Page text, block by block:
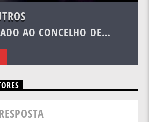
AO CONCELHO DE